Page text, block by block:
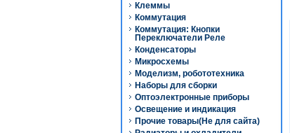
Клеммы
Коммутация
Коммутация: Кнопки
Переключатели Реле
Конденсаторы
Микросхемы
Моделизм, робототехника
Наборы для сборки
Оптоэлектронные приборы
Освещение и индикация
Прочие товары(Не для сайта)